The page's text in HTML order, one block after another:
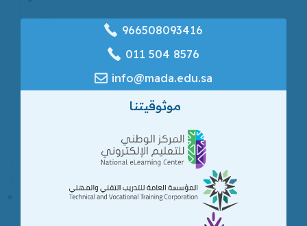
966508093416
‎011 504 8576
info@mada.edu.sa
موثوقيتنا